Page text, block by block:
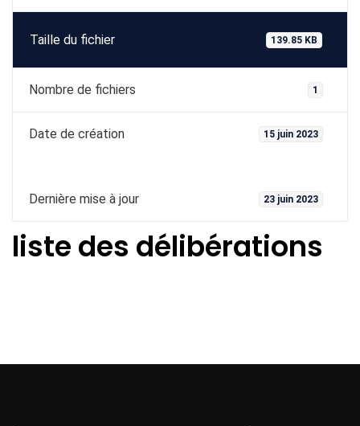
Taille du fichier 139.85 KB
Nombre de fichiers 1
Date de création 15 juin 2023
Dernière mise à jour 23 juin 2023
liste des délibérations